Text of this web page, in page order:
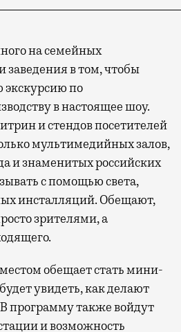
на семейных
заведения в том, чтобы
экскурсию по
в настоящее шоу.
и стендов посетителей
мультимедийных залов,
и знаменитых российских
с помощью света,
инсталляций. Обещают,
зрителями, а
обещает стать мини-
увидеть, как делают
программу также войдут
и возможность